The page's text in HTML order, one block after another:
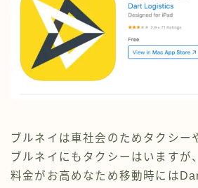
ブルネイは車社会のためタクシー
ブルネイにもタクシーはいますが
料金がお高めなため移動時には